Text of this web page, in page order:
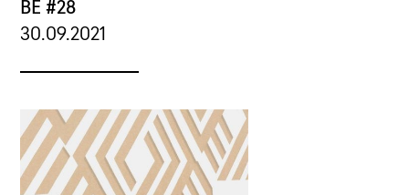
BE #28
30.09.2021